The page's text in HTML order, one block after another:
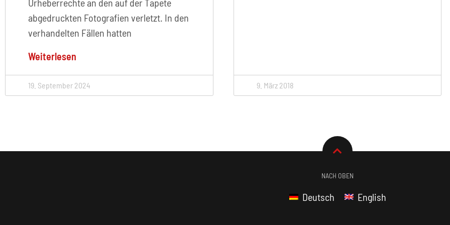
Urheberrechte an den auf der Tapete
abgedruckten Fotografien verletzt. In den
verhandelten Fällen hatten
Weiterlesen
19. September 2024 9. März 2018
NACH OBEN
Deutsch English